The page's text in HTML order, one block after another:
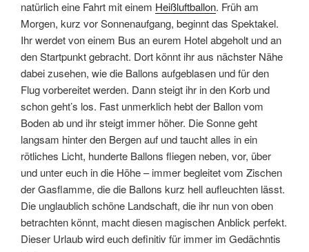
natürlich eine Fahrt mit einem Heißluftballon. Früh am
Morgen, kurz vor Sonnenaufgang, beginnt das Spektakel.
Ihr werdet von einem Bus an eurem Hotel abgeholt und an
den Startpunkt gebracht. Dort könnt ihr aus nächster Nähe
dabei zusehen, wie die Ballons aufgeblasen und für den
Flug vorbereitet werden. Dann steigt ihr in den Korb und
schon geht’s los. Fast unmerklich hebt der Ballon vom
Boden ab und ihr steigt immer höher. Die Sonne geht
langsam hinter den Bergen auf und taucht alles in ein
rötliches Licht, hunderte Ballons fliegen neben, vor, über
und unter euch in die Höhe – immer begleitet vom Zischen
der Gasflamme, die die Ballons kurz hell aufleuchten lässt.
Die unglaublich schöne Landschaft, die ihr nun von oben
betrachten könnt, macht diesen magischen Anblick perfekt.
Dieser Urlaub wird euch definitiv für immer im Gedächntis